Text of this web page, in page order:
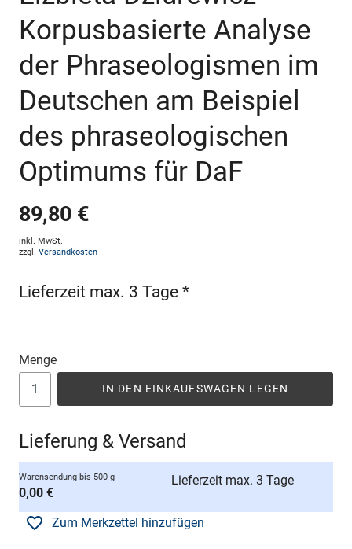
Korpusbasierte Analyse
der Phraseologismen im
Deutschen am Beispiel
des phraseologischen
Optimums für DaF
89,80 €
inkl. MwSt.
zzgl. Versandkosten
Lieferzeit max. 3 Tage *
Menge
IN DEN EINKAUFSWAGEN LEGEN
Lieferung & Versand
Warensendung bis 500 g
0,00 €
Lieferzeit max. 3 Tage
Zum Merkzettel hinzufügen